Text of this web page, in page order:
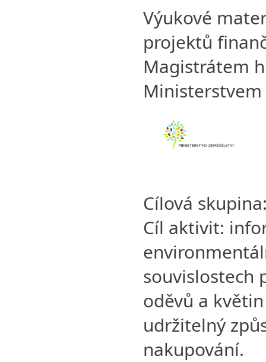
Výukové
projektů
Magistrátem
Ministerstvem
Cílová
Cíl aktivit:
souvislostech
oděvů a
udržitelný
nakupování.